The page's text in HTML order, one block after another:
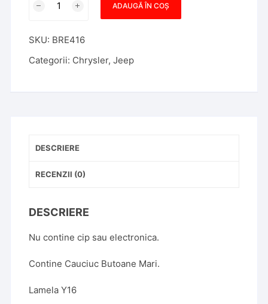
Carcasa
Chrysler
3
Butoane
ADAUGĂ ÎN COȘ
SKU: BRE416
Categorii: Chrysler,Jeep
DESCRIERE
RECENZII (0)
DESCRIERE
Nu contine cip sau electronica.
Contine Cauciuc Butoane Mari.
Lamela Y16